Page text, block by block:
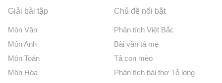
Giải bài tập
Môn Văn
Môn Anh
Môn Toán
Môn Hóa
Chủ đề nổi bật
Phân tích Việt Bắc
Bài văn tả mẹ
Tả con mèo
Phân tích bài thơ Tỏ lòng